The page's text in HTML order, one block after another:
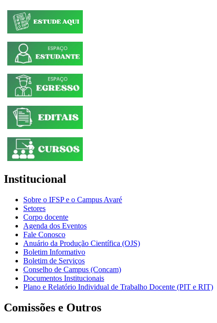
Institucional
Sobre o IFSP e o Campus Avaré
Setores
Corpo docente
Agenda dos Eventos
Fale Conosco
Anuário da Produção Científica (OJS)
Boletim Informativo
Boletim de Serviços
Conselho de Campus (Concam)
Documentos Institucionais
Plano e Relatório Individual de Trabalho Docente (PIT e RIT)
Comissões e Outros